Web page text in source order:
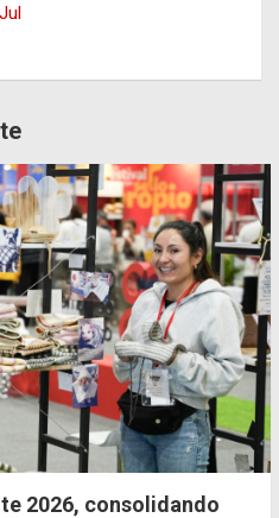
2026, consolidando